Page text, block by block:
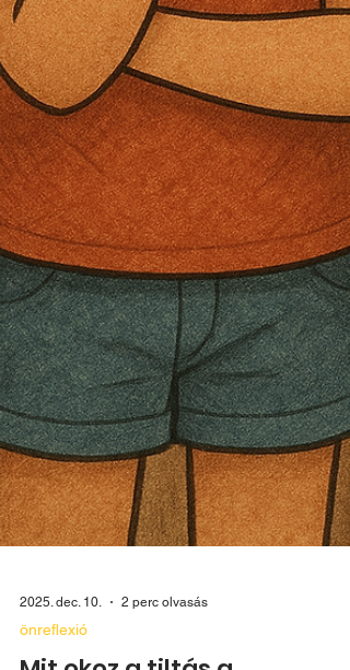
2025. dec. 10. 2 perc olvasás